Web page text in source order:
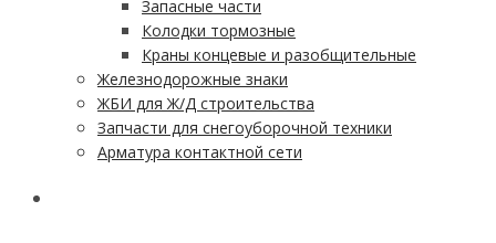
Запасные части
Колодки тормозные
Краны концевые и разобщительные
Железнодорожные знаки
ЖБИ для Ж/Д строительства
Запчасти для снегоуборочной техники
Арматура контактной сети